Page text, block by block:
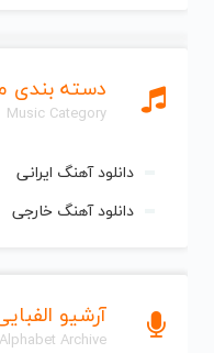
دسته بندی
Music Category
دانلود آهنگ ایرانی
دانلود آهنگ خارجی
آرشیو
Archive